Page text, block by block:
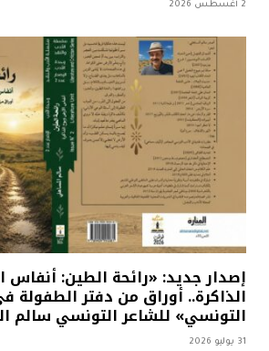
2 أغسطس 2026
إصدار جديد: «رائحة الطين: أنفاس
الذاكرة.. أوراق من دفتر الطفولة
التونسي» للشاعر التونسي سالم
31 يوليو 2026